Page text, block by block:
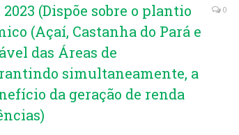
2023 (Dispõe sobre o plantio
(Açaí, Castanha do Pará e
das Áreas de
simultaneamente, a
da geração de renda
0